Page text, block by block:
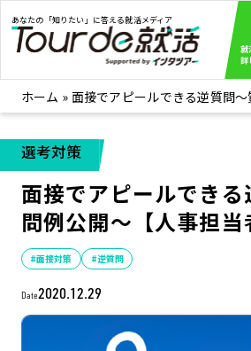
あなたの「知りたい」に答える就活メディア
就
詳
就活ノウハウ
企業まる見え！特捜
みんなが知らない企業の裏側を徹
インタツアー活動
インタツアーを使ってどうだった
社会人インタビュー
社会人になった今、就活を振り返
学生就活ブログ
学生ライターが教える、今就活
ホーム » 面接でアピールできる逆質問
選考対策
面接でアピールでき
問例公開～【人事担当
#面接対策 #逆質問
Date2020.12.29